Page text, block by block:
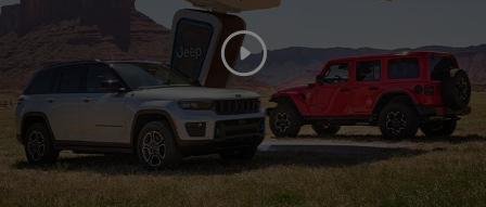
Play
Video